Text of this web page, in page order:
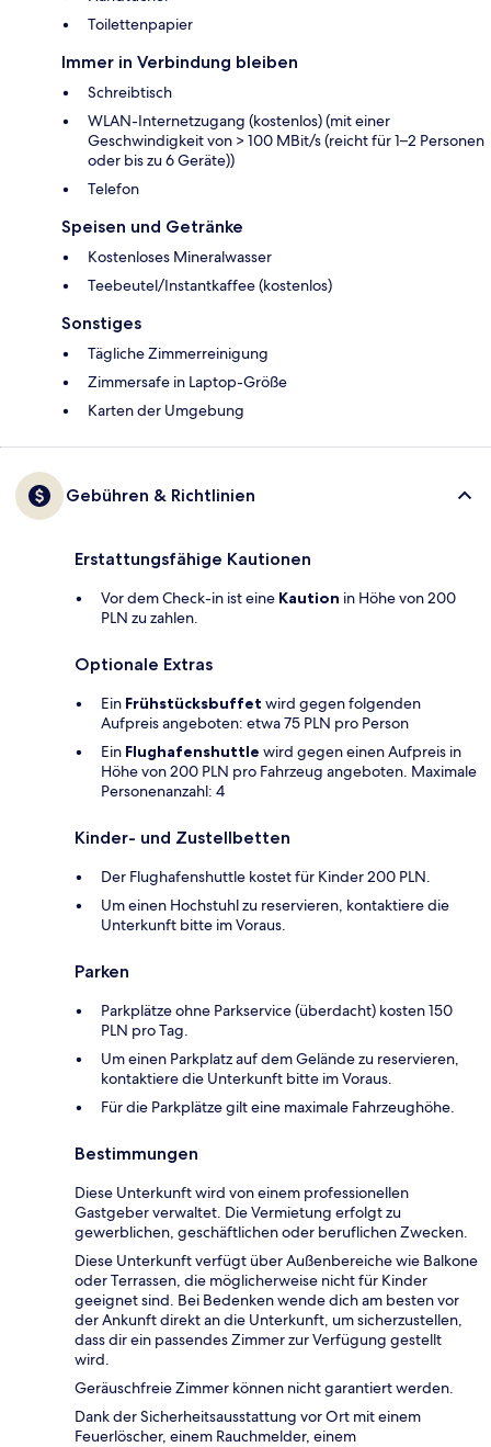
Toilettenpapier
Immer in Verbindung bleiben
Schreibtisch
WLAN-Internetzugang (kostenlos) (mit einer
Geschwindigkeit von > 100 MBit/s (reicht für 1–2 Personen
oder bis zu 6 Geräte))
Telefon
Speisen und Getränke
Kostenloses Mineralwasser
Teebeutel/Instantkaffee (kostenlos)
Sonstiges
Tägliche Zimmerreinigung
Zimmersafe in Laptop-Größe
Karten der Umgebung
Gebühren & Richtlinien
Erstattungsfähige Kautionen
Vor dem Check-in ist eine Kaution in Höhe von 200
PLN zu zahlen.
Optionale Extras
Ein Frühstücksbuffet wird gegen folgenden
Aufpreis angeboten: etwa 75 PLN pro Person
Ein Flughafenshuttle wird gegen einen Aufpreis in
Höhe von 200 PLN pro Fahrzeug angeboten. Maximale
Personenanzahl: 4
Kinder- und Zustellbetten
Der Flughafenshuttle kostet für Kinder 200 PLN.
Um einen Hochstuhl zu reservieren, kontaktiere die
Unterkunft bitte im Voraus.
Parken
Parkplätze ohne Parkservice (überdacht) kosten 150
PLN pro Tag.
Um einen Parkplatz auf dem Gelände zu reservieren,
kontaktiere die Unterkunft bitte im Voraus.
Für die Parkplätze gilt eine maximale Fahrzeughöhe.
Bestimmungen
Diese Unterkunft wird von einem professionellen
Gastgeber verwaltet. Die Vermietung erfolgt zu
gewerblichen, geschäftlichen oder beruflichen Zwecken.
Diese Unterkunft verfügt über Außenbereiche wie Balkone
oder Terrassen, die möglicherweise nicht für Kinder
geeignet sind. Bei Bedenken wende dich am besten vor
der Ankunft direkt an die Unterkunft, um sicherzustellen,
dass dir ein passendes Zimmer zur Verfügung gestellt
wird.
Geräuschfreie Zimmer können nicht garantiert werden.
Dank der Sicherheitsausstattung vor Ort mit einem
Feuerlöscher, einem Rauchmelder, einem